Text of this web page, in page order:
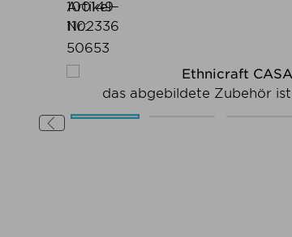
Artikel-
Nr.:
50653
100149-
1102336
das abgebildete Zubehör